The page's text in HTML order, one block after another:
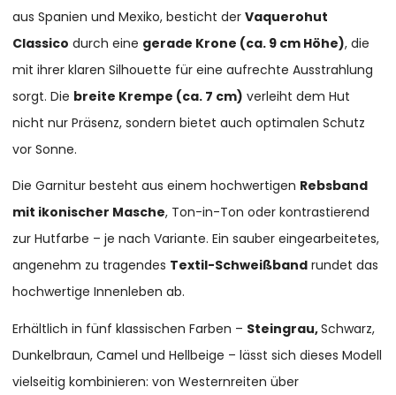
aus Spanien und Mexiko, besticht derVaquerohut
Classico durch eine gerade Krone (ca. 9 cm Höhe), die
mit ihrer klaren Silhouette für eine aufrechte Ausstrahlung
sorgt. Die breite Krempe (ca. 7 cm) verleiht dem Hut
nicht nur Präsenz, sondern bietet auch optimalen Schutz
vor Sonne.
Die Garnitur besteht aus einem hochwertigen Rebsband
mit ikonischer Masche, Ton-in-Ton oder kontrastierend
zur Hutfarbe – je nach Variante. Ein sauber eingearbeitetes,
angenehm zu tragendes Textil-Schweißband rundet das
hochwertige Innenleben ab.
Erhältlich in fünf klassischen Farben – Steingrau,Schwarz,
Dunkelbraun, Camel und Hellbeige – lässt sich dieses Modell
vielseitig kombinieren: von Westernreiten über